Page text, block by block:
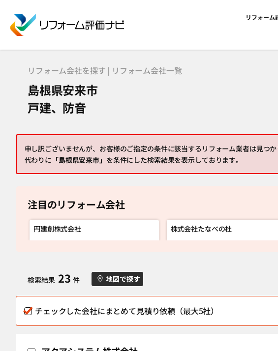
リフォーム
リフォーム会社を探す | リフォーム会社一覧
島根県安来市
戸建、防音
申し訳ございませんが、お客様のご指定の条件に該当するリフォーム業者は見つか
代わりに 「島根県安来市」 を条件にした検索結果を表示しております。
注目のリフォーム会社
円建創株式会社 株式会社たなべの杜
検索結果 23 件 地図で探す
チェックした会社にまとめて見積り依頼（最大5社）